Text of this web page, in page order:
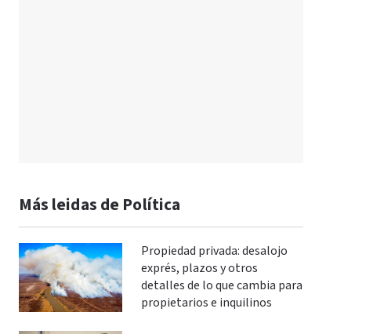
Más leidas de Política
Propiedad privada: desalojo
exprés, plazos y otros
detalles de lo que cambia para
propietarios e inquilinos